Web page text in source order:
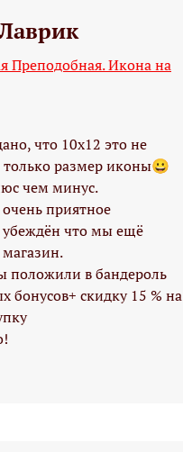
Преподобная. Икона на
что 10х12 это не
размер иконы😀
чем минус.
приятное
убеждён что мы ещё
положили в бандероль
бонусов+ скидку 15 % на